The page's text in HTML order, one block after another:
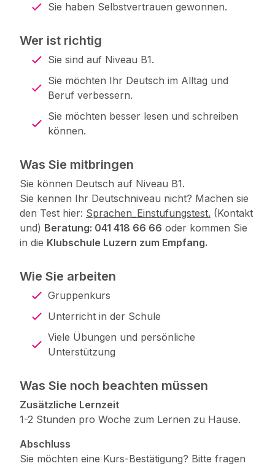
Sie haben Selbstvertrauen gewonnen.
Wer ist richtig
Sie sind auf Niveau B1.
Sie möchten Ihr Deutsch im Alltag und
Beruf verbessern.
Sie möchten besser lesen und schreiben
können.
Was Sie mitbringen
Sie können Deutsch auf Niveau B1.
Sie kennen Ihr Deutschniveau nicht? Machen sie
den Test hier: Sprachen_Einstufungstest. (Kontakt
und) Beratung: 041 418 66 66 oder kommen Sie
in die Klubschule Luzern zum Empfang.
Wie Sie arbeiten
Gruppenkurs
Unterricht in der Schule
Viele Übungen und persönliche
Unterstützung
Was Sie noch beachten müssen
Zusätzliche Lernzeit
1-2 Stunden pro Woche zum Lernen zu Hause.
Abschluss
Sie möchten eine Kurs-Bestätigung? Bitte fragen